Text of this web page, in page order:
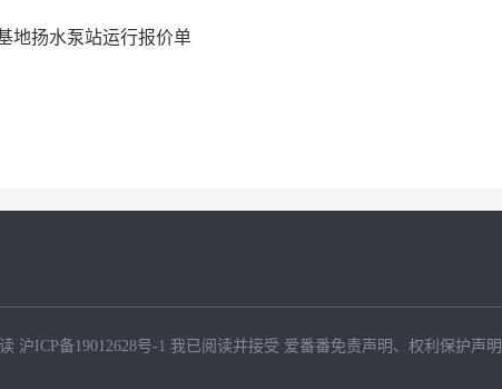
地扬水泵站运行报价单
沪ICP备19012628号-1 我已阅读并接受 爱番番免责声明 、 权利保护声明